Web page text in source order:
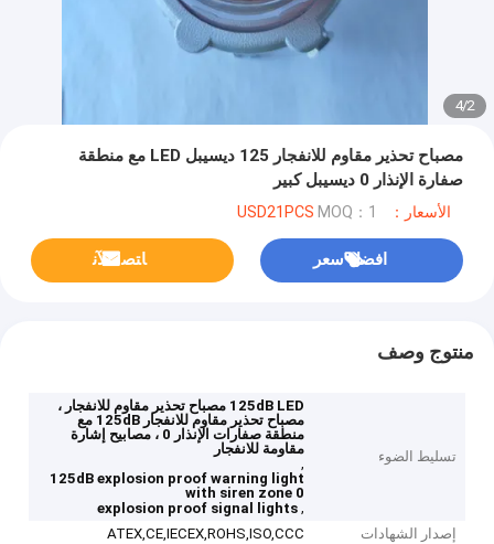
2
/
4
مصباح تحذير مقاوم للانفجار 125 ديسيبل LED مع منطقة
صفارة الإنذار 0 ديسيبل كبير
الأسعار：USD21PCS MOQ：1
افضل سعر ﺎﺘﺼﻟ ﺍﻶﻧ
منتوج وصف
تسليط الضوء
125dB LED مصباح تحذير مقاوم للانفجار ،
مصباح تحذير مقاوم للانفجار 125dB مع
منطقة صفارات الإنذار 0 ، مصابيح إشارة
مقاومة للانفجار
,
125dB explosion proof warning light
with siren zone 0
,
explosion proof signal lights
إصدار الشهادات
ATEX,CE,IECEX,ROHS,ISO,CCC